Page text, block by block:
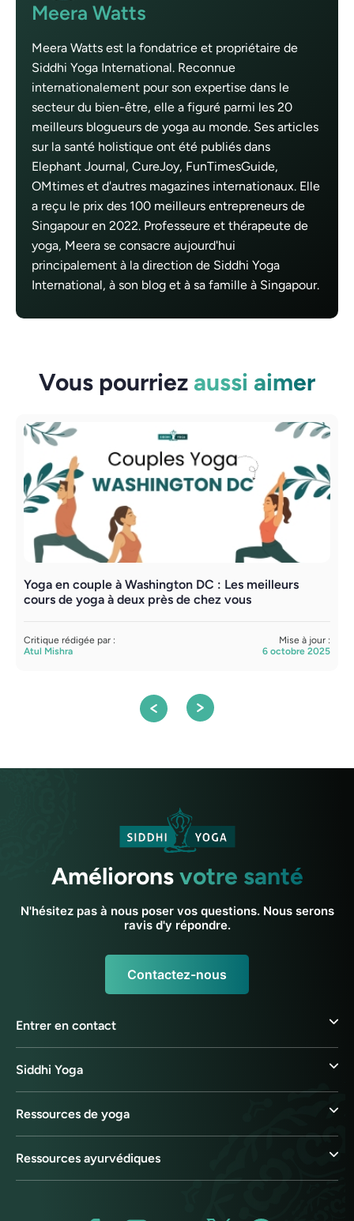
Meera Watts
Meera Watts est la fondatrice et propriétaire de
Siddhi Yoga International. Reconnue
internationalement pour son expertise dans le
secteur du bien-être, elle a figuré parmi les 20
meilleurs blogueurs de yoga au monde. Ses articles
sur la santé holistique ont été publiés dans
Elephant Journal, CureJoy, FunTimesGuide,
OMtimes et d'autres magazines internationaux. Elle
a reçu le prix des 100 meilleurs entrepreneurs de
Singapour en 2022. Professeure et thérapeute de
yoga, Meera se consacre aujourd'hui
principalement à la direction de Siddhi Yoga
International, à son blog et à sa famille à Singapour.
Vous pourriez aussi aimer
Yoga en couple à Washington DC : Les meilleurs
cours de yoga à deux près de chez vous
Critique rédigée par :
Atul Mishra
Mise à jour :
6 octobre 2025
Amélioronsvotre santé
N'hésitez pas à nous poser vos questions. Nous serons
ravis d'y répondre.
Contactez-nous
Entrer en contact
Siddhi Yoga
Ressources de yoga
Ressources ayurvédiques